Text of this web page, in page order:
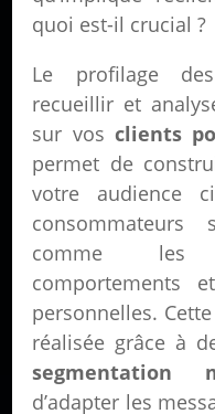
quoi est-il crucial ?
Le profilage
recueillir et
sur vos clients
permet de
votre audience
consommateurs
comme les
comportements
personnelles.
réalisée grâce à
segmentation
d’adapter les